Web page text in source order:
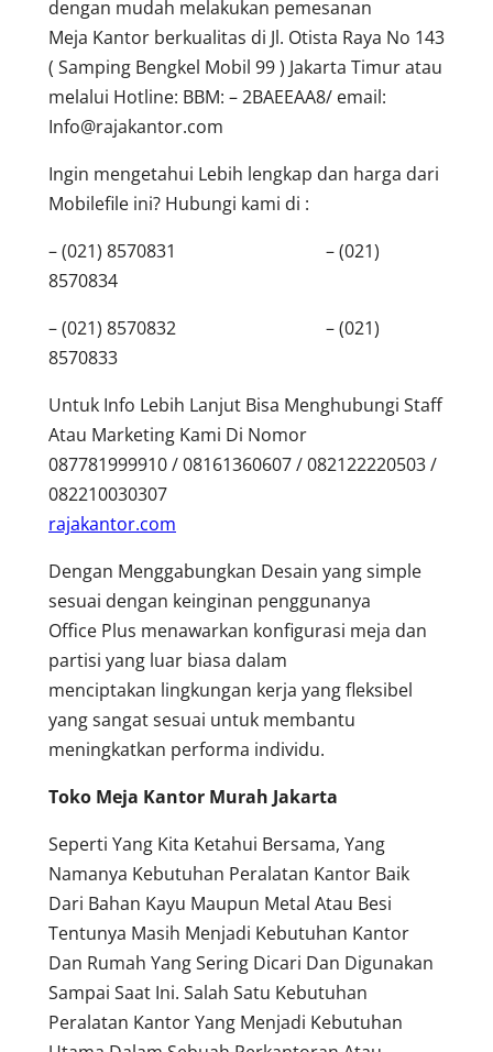
dengan mudah melakukan pemesanan
Meja Kantor berkualitas di Jl. Otista Raya No 143
( Samping Bengkel Mobil 99 ) Jakarta Timur atau
melalui Hotline: BBM: – 2BAEEAA8/ email:
Info@rajakantor.com
Ingin mengetahui Lebih lengkap dan harga dari
Mobilefile ini? Hubungi kami di :
– (021) 8570831 – (021)
8570834
– (021) 8570832 – (021)
8570833
Untuk Info Lebih Lanjut Bisa Menghubungi Staff
Atau Marketing Kami Di Nomor
087781999910 / 08161360607 / 082122220503 /
082210030307
rajakantor.com
Dengan Menggabungkan Desain yang simple
sesuai dengan keinginan penggunanya
Office Plus menawarkan konfigurasi meja dan
partisi yang luar biasa dalam
menciptakan lingkungan kerja yang fleksibel
yang sangat sesuai untuk membantu
meningkatkan performa individu.
Toko Meja Kantor Murah Jakarta
Seperti Yang Kita Ketahui Bersama, Yang
Namanya Kebutuhan Peralatan Kantor Baik
Dari Bahan Kayu Maupun Metal Atau Besi
Tentunya Masih Menjadi Kebutuhan Kantor
Dan Rumah Yang Sering Dicari Dan Digunakan
Sampai Saat Ini. Salah Satu Kebutuhan
Peralatan Kantor Yang Menjadi Kebutuhan